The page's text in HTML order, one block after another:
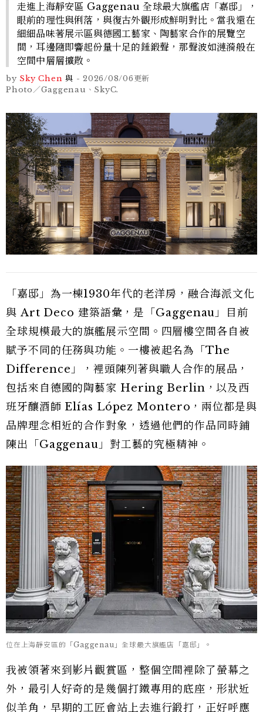
走進上海靜安區 Gaggenau 全球最大旗艦店「嘉邸」，
眼前的理性與俐落，與復古外觀形成鮮明對比。當我還在
細細品味著展示區與德國工藝家、陶藝家合作的展覽空
間，耳邊隨即響起份量十足的錘鍛聲，那聲波如漣漪般在
空間中層層擴散。
by Sky Chen 與 - 2026/08/06更新
Photo／Gaggenau、SkyC.
「嘉邸」為一棟1930年代的老洋房，融合海派文化
與 Art Deco 建築語彙，是「Gaggenau」目前
全球規模最大的旗艦展示空間。四層樓空間各自被
賦予不同的任務與功能。一樓被起名為「The
Difference」，裡頭陳列著與職人合作的展品，
包括來自德國的陶藝家 Hering Berlin，以及西
班牙釀酒師 Elías López Montero，兩位都是與
品牌理念相近的合作對象，透過他們的作品同時鋪
陳出「Gaggenau」對工藝的究極精神。
位在上海靜安區的「Gaggenau」全球最大旗艦店「嘉邸」。
我被領著來到影片觀賞區，整個空間裡除了螢幕之
外，最引人好奇的是幾個打鐵專用的底座，形狀近
似羊角，早期的工匠會站上去進行鍛打，正好呼應